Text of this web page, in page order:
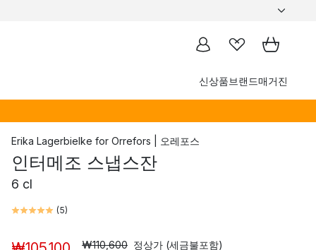
신상품브랜드매거진
Erika Lagerbielke for Orrefors | 오레포스
인터메조 스냅스잔
6 cl
(5)
₩110,600 정상가 (세금불포함)